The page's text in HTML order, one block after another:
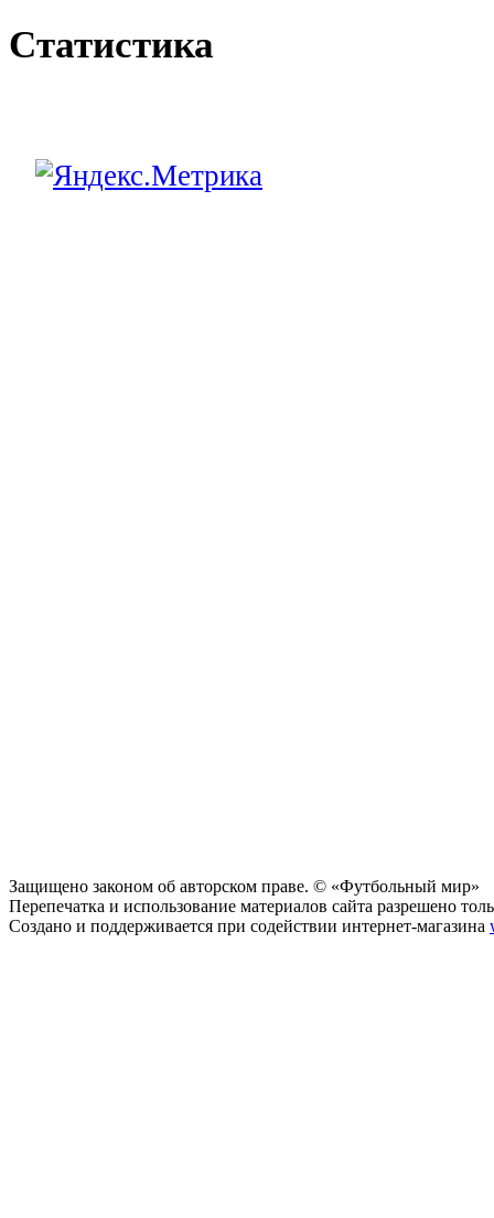
Статистика
Защищено законом об авторском праве. © «Футбольный мир»
Перепечатка и использование материалов сайта разрешено
Создано и поддерживается при содействии интернет-магазина